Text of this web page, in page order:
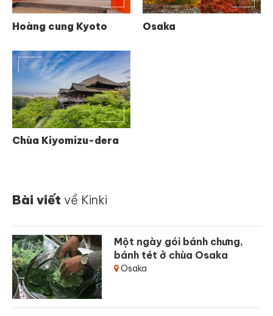
Hoàng cung Kyoto Osaka
Chùa Kiyomizu-dera
Bài viết về Kinki
Một ngày gói bánh chưng,
bánh tét ở chùa Osaka
Osaka